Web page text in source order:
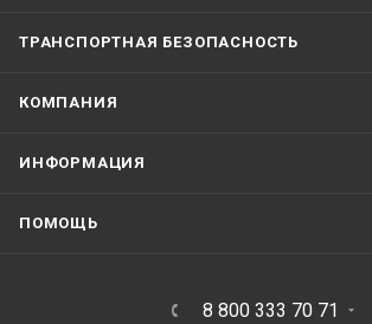
ТРАНСПОРТНАЯ БЕЗОПАСНОСТЬ
КОМПАНИЯ
ИНФОРМАЦИЯ
ПОМОЩЬ
8 800 333 70 71